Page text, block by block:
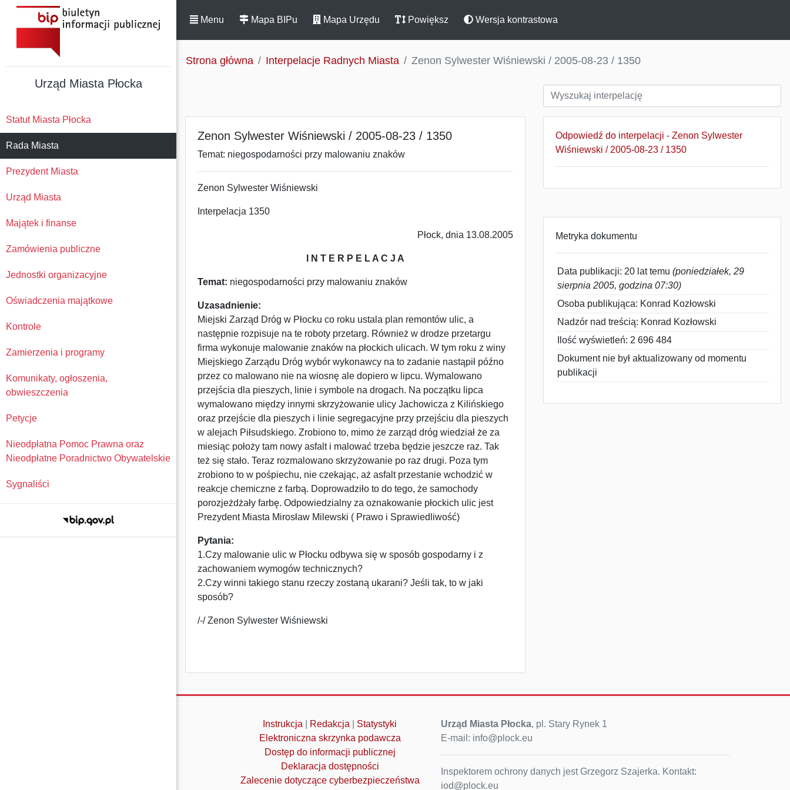
Urząd Miasta Płocka
Statut Miasta Płocka
Rada Miasta
Prezydent Miasta
Urząd Miasta
Majątek i finanse
Zamówienia publiczne
Jednostki organizacyjne
Oświadczenia majątkowe
Kontrole
Zamierzenia i programy
Komunikaty, ogłoszenia,
obwieszczenia
Petycje
Nieodpłatna Pomoc Prawna oraz
Nieodpłatne Poradnictwo Obywatelskie
Sygnaliści
Menu Mapa BIPu Mapa Urzędu Powiększ Wersja kontrastowa
Strona główna Interpelacje Radnych Miasta Zenon Sylwester Wiśniewski / 2005-08-23 / 1350
Zenon Sylwester Wiśniewski / 2005-08-23 / 1350
Temat: niegospodarności przy malowaniu znaków
Zenon Sylwester Wiśniewski
Interpelacja 1350
Płock, dnia 13.08.2005
I N T E R P E L A C J A
Temat: niegospodarności przy malowaniu znaków
Uzasadnienie:
Miejski Zarząd Dróg w Płocku co roku ustala plan remontów ulic, a
następnie rozpisuje na te roboty przetarg. Również w drodze przetargu
firma wykonuje malowanie znaków na płockich ulicach. W tym roku z winy
Miejskiego Zarządu Dróg wybór wykonawcy na to zadanie nastąpił późno
przez co malowano nie na wiosnę ale dopiero w lipcu. Wymalowano
przejścia dla pieszych, linie i symbole na drogach. Na początku lipca
wymalowano między innymi skrzyżowanie ulicy Jachowicza z Kilińskiego
oraz przejście dla pieszych i linie segregacyjne przy przejściu dla pieszych
w alejach Piłsudskiego. Zrobiono to, mimo że zarząd dróg wiedział że za
miesiąc położy tam nowy asfalt i malować trzeba będzie jeszcze raz. Tak
też się stało. Teraz rozmalowano skrzyżowanie po raz drugi. Poza tym
zrobiono to w pośpiechu, nie czekając, aż asfalt przestanie wchodzić w
reakcje chemiczne z farbą. Doprowadziło to do tego, że samochody
porozjeżdżały farbę. Odpowiedzialny za oznakowanie płockich ulic jest
Prezydent Miasta Mirosław Milewski ( Prawo i Sprawiedliwość)
Pytania:
1.Czy malowanie ulic w Płocku odbywa się w sposób gospodarny i z
zachowaniem wymogów technicznych?
2.Czy winni takiego stanu rzeczy zostaną ukarani? Jeśli tak, to w jaki
sposób?
/-/ Zenon Sylwester Wiśniewski
Odpowiedź do interpelacji - Zenon Sylwester
Wiśniewski / 2005-08-23 / 1350
Metryka dokumentu
Data publikacji: 20 lat temu (poniedziałek, 29
sierpnia 2005, godzina 07:30)
Osoba publikująca: Konrad Kozłowski
Nadzór nad treścią: Konrad Kozłowski
Ilość wyświetleń: 2 696 484
Dokument nie był aktualizowany od momentu
publikacji
Instrukcja Redakcja
Statystyki
Elektroniczna skrzynka podawcza
Dostęp do informacji publicznej
Deklaracja dostępności
Zalecenie dotyczące cyberbezpieczeństwa
Urząd Miasta Płocka, pl. Stary Rynek 1
E-mail: info@plock.eu
Inspektorem ochrony danych jest Grzegorz Szajerka. Kontakt:
iod@plock.eu